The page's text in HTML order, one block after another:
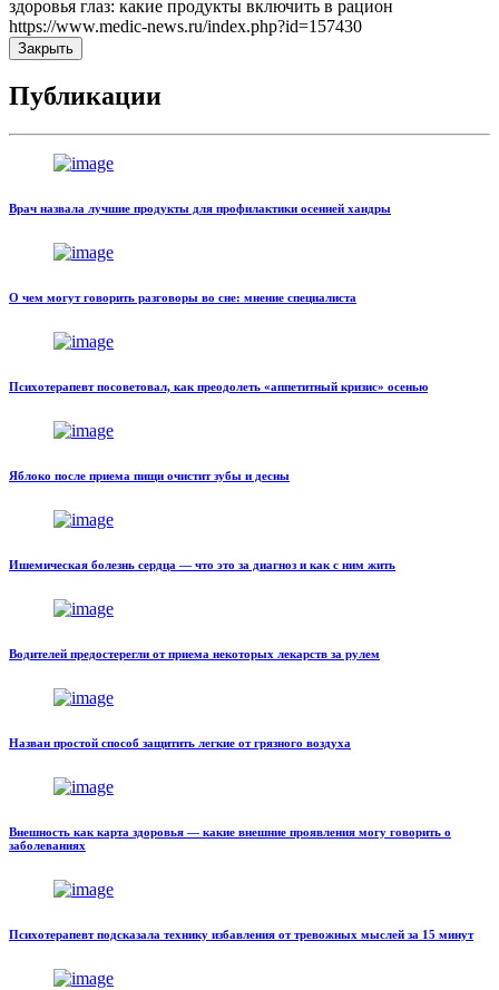
здоровья глаз: какие продукты включить в рацион
https://www.medic-news.ru/index.php?id=157430
Закрыть
Публикации
Врач назвала лучшие продукты для профилактики осенней хандры
О чем могут говорить разговоры во сне: мнение специалиста
Психотерапевт посоветовал, как преодолеть «аппетитный кризис» осенью
Яблоко после приема пищи очистит зубы и десны
Ишемическая болезнь сердца — что это за диагноз и как с ним жить
Водителей предостерегли от приема некоторых лекарств за рулем
Назван простой способ защитить легкие от грязного воздуха
Внешность как карта здоровья — какие внешние проявления могу говорить о
заболеваниях
Психотерапевт подсказала технику избавления от тревожных мыслей за 15 минут